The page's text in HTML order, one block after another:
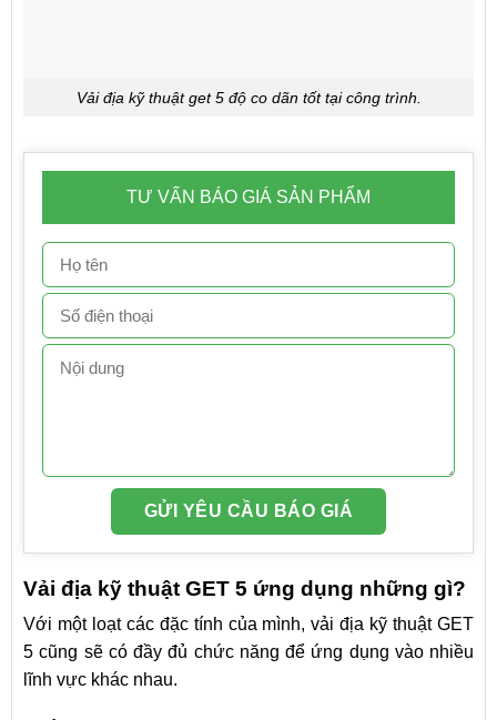
Vải địa kỹ thuật get 5 độ co dãn tốt tại công trình.
TƯ VẤN BÁO GIÁ SẢN PHẨM
Vải địa kỹ thuật GET 5 ứng dụng những gì?
Với một loạt các đặc tính của mình, vải địa kỹ thuật GET
5 cũng sẽ có đầy đủ chức năng để ứng dụng vào nhiều
lĩnh vực khác nhau.